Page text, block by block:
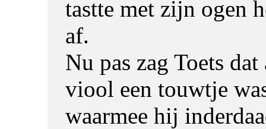
tastte met zijn ogen
af.
Nu pas zag Toets dat
viool een touwtje
waarmee hij